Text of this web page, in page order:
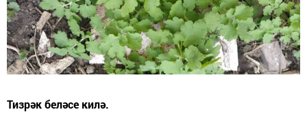
Тизрәк беләсе килә.